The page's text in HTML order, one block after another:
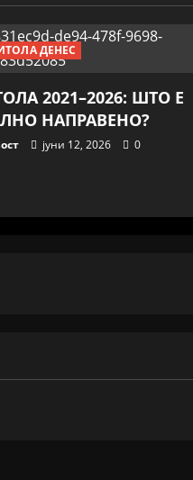
ДЕНЕС
2021–2026: ШТО Е
НАПРАВЕНО?
јуни 12, 2026 0